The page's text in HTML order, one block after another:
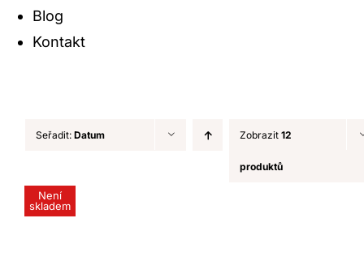
Blog
Kontakt
Seřadit: Datum Zobrazit 12
produktů
Není
skladem